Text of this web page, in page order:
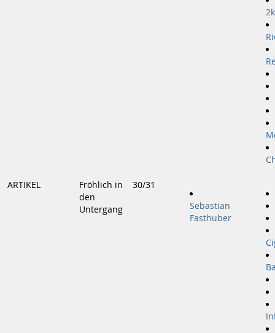
ARTIKEL
Fröhlich in
den
Untergang
30/31
Sebastian
Fasthuber